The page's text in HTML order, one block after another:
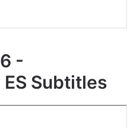
-
ES Subtitles